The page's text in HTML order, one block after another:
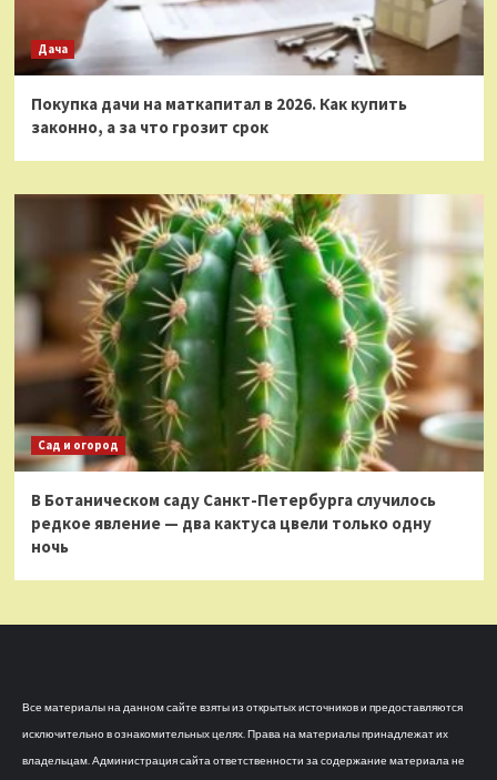
Дача
Покупка дачи на маткапитал в 2026. Как купить
законно, а за что грозит срок
Сад и огород
В Ботаническом саду Санкт-Петербурга случилось
редкое явление — два кактуса цвели только одну
ночь
Все материалы на данном сайте взяты из открытых источников и предоставляются
исключительно в ознакомительных целях. Права на материалы принадлежат их
владельцам. Администрация сайта ответственности за содержание материала не